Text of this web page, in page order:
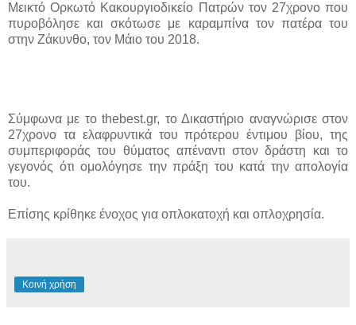
Μεικτό Ορκωτό Κακουργιοδικείο Πατρών τον 27χρονο που
πυροβόλησε και σκότωσε με καραμπίνα τον πατέρα του
στην Ζάκυνθο, τον Μάιο του 2018.
Σύμφωνα με το thebest.gr, το Δικαστήριο αναγνώρισε στον
27χρονο τα ελαφρυντικά του πρότερου έντιμου βίου, της
συμπεριφοράς του θύματος απέναντι στον δράστη και το
γεγονός ότι ομολόγησε την πράξη του κατά την απολογία
του.
Επίσης κρίθηκε ένοχος για οπλοκατοχή και οπλοχρησία.
Κοινή χρήση